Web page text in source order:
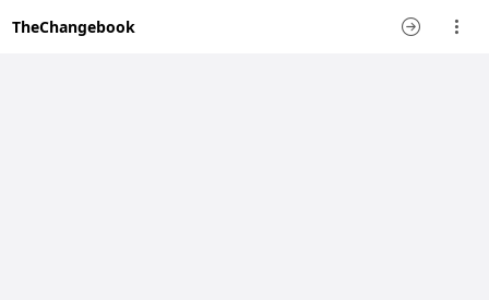
TheChangebook